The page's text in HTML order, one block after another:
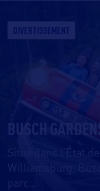
DIVERTISSEMENT
BUSCH
Situé dans l’État
Williamsburg,
parc